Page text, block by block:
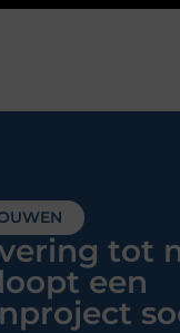
tot
een